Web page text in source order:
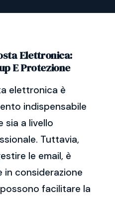
Elettronica:
E Protezione
elettronica è
indispensabile
sia a livello
Tuttavia,
le email, è
considerazione
facilitare la